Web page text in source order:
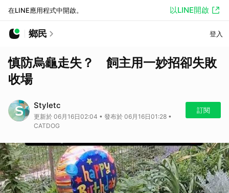
在LINE應用程式中開啟。 以LINE開啟
鄉民 登入
慎防烏龜走失？ 飼主用一妙招卻失敗
收場
Styletc
更新於 06月16日02:04 • 發布於 06月16日01:28 •
CATDOG
訂閱